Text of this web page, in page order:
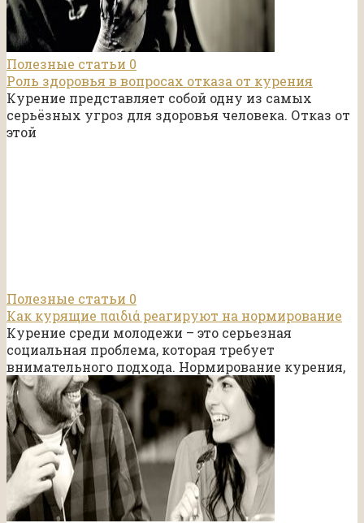
Полезные статьи 0
Роль здоровья в вопросах отказа от курения
Курение представляет собой одну из самых
серьёзных угроз для здоровья человека. Отказ от
этой
Полезные статьи 0
Как курящие παιδιά реагируют на нормирование
Курение среди молодежи – это серьезная
социальная проблема, которая требует
внимательного подхода. Нормирование курения,